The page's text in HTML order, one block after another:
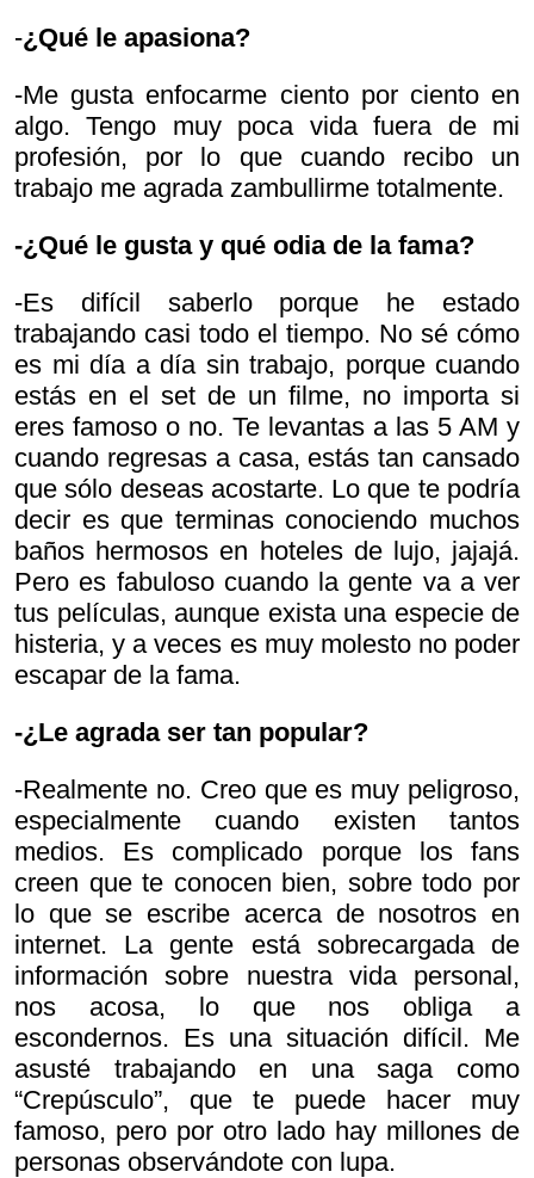
-¿Qué le apasiona?
-Me gusta enfocarme ciento por ciento en
algo. Tengo muy poca vida fuera de mi
profesión, por lo que cuando recibo un
trabajo me agrada zambullirme totalmente.
-¿Qué le gusta y qué odia de la fama?
-Es difícil saberlo porque he estado
trabajando casi todo el tiempo. No sé cómo
es mi día a día sin trabajo, porque cuando
estás en el set de un filme, no importa si
eres famoso o no. Te levantas a las 5 AM y
cuando regresas a casa, estás tan cansado
que sólo deseas acostarte. Lo que te podría
decir es que terminas conociendo muchos
baños hermosos en hoteles de lujo, jajajá.
Pero es fabuloso cuando la gente va a ver
tus películas, aunque exista una especie de
histeria, y a veces es muy molesto no poder
escapar de la fama.
-¿Le agrada ser tan popular?
-Realmente no. Creo que es muy peligroso,
especialmente cuando existen tantos
medios. Es complicado porque los fans
creen que te conocen bien, sobre todo por
lo que se escribe acerca de nosotros en
internet. La gente está sobrecargada de
información sobre nuestra vida personal,
nos acosa, lo que nos obliga a
escondernos. Es una situación difícil. Me
asusté trabajando en una saga como
“Crepúsculo”, que te puede hacer muy
famoso, pero por otro lado hay millones de
personas observándote con lupa.